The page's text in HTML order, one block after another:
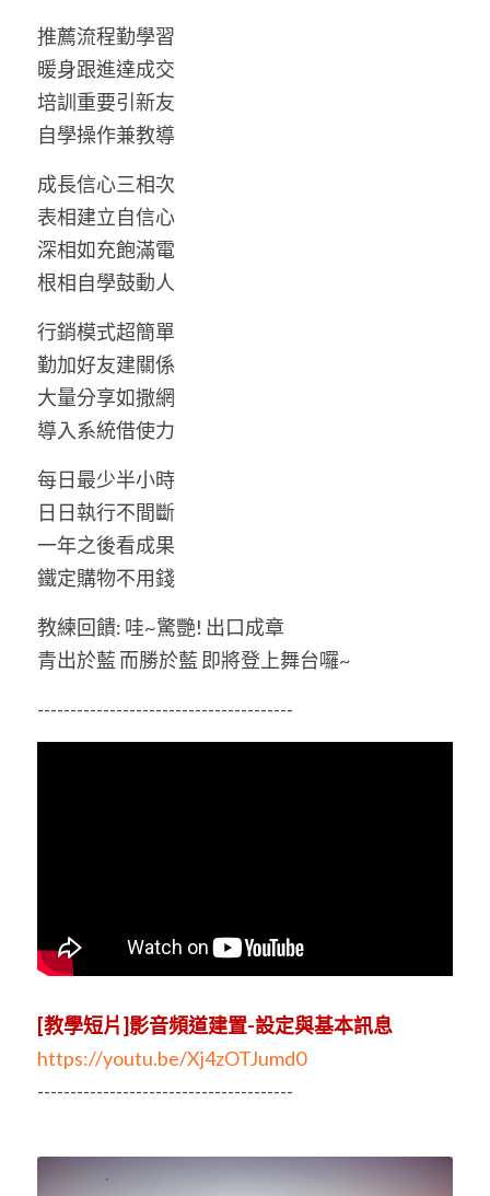
推薦流程勤學習
暖身跟進達成交
培訓重要引新友
自學操作兼教導
成長信心三相次
表相建立自信心
深相如充飽滿電
根相自學鼓動人
行銷模式超簡單
勤加好友建關係
大量分享如撒網
導入系統借使力
每日最少半小時
日日執行不間斷
一年之後看成果
鐵定購物不用錢
教練回饋: 哇~驚艷! 出口成章
青出於藍 而勝於藍 即將登上舞台囉~
---------------------------------------
[教學短片]影音頻道建置-設定與基本訊息
https://youtu.be/Xj4zOTJumd0
---------------------------------------